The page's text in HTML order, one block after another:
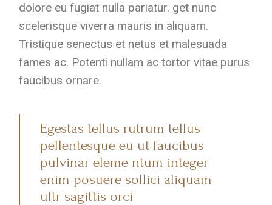
dolore eu fugiat nulla pariatur. get nunc
scelerisque viverra mauris in aliquam.
Tristique senectus et netus et malesuada
fames ac. Potenti nullam ac tortor vitae purus
faucibus ornare.
Egestas tellus rutrum tellus
pellentesque eu ut faucibus
pulvinar eleme ntum integer
enim posuere sollici aliquam
ultr sagittis orci